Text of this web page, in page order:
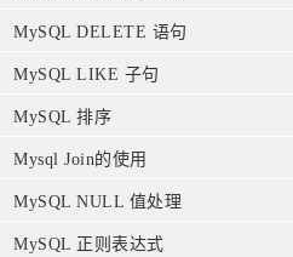
MySQL DELETE 语句
MySQL LIKE 子句
MySQL 排序
Mysql Join的使用
MySQL NULL 值处理
MySQL 正则表达式